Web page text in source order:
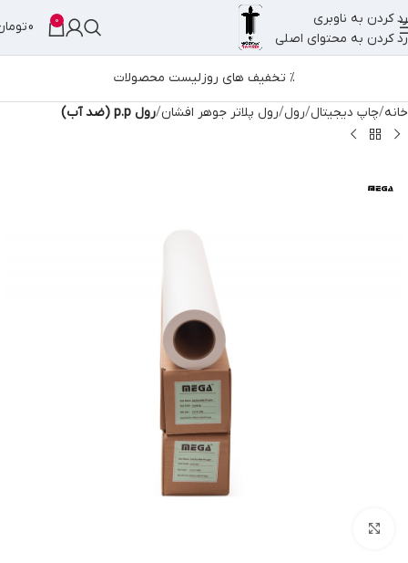
رد کردن به ناوبری
رد کردن به محتوای اصلی
0
0
% تخفیف های روزلیست محصولات
خانه چاپ دیجیتال رول رول پلاتر جوهر افشان رول p.p (ضد آب)